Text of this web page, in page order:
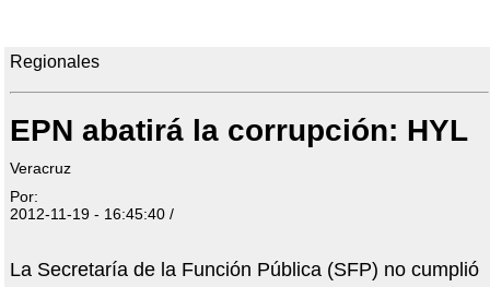
Regionales
EPN abatirá la corrupción: HYL
Veracruz
Por:
2012-11-19 - 16:45:40 /
La Secretaría de la Función Pública (SFP) no cumplió